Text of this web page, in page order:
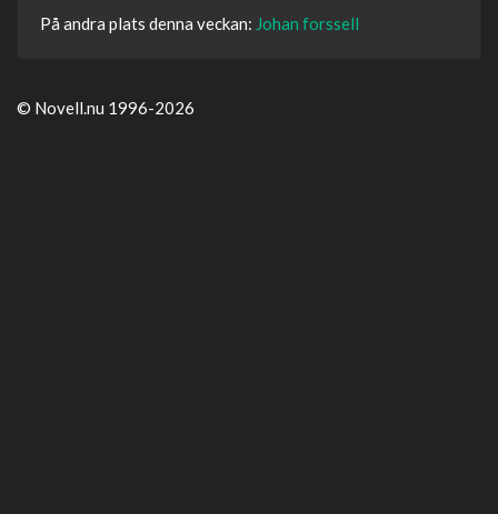
På andra plats denna veckan: Johan forssell
© Novell.nu 1996-2026